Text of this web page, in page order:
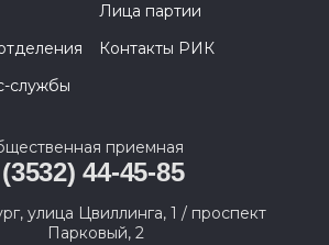
Лица партии
Контакты РИК
службы
приемная
44-45-85
улица Цвиллинга, 1 / проспект
Парковый, 2